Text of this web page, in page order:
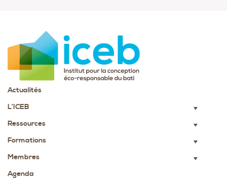
Actualités
L’ICEB
▼
Ressources ▼
Formations ▼
Membres ▼
Agenda